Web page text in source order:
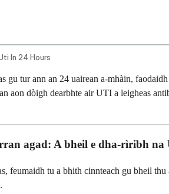
In 24 Hours
tur ann an 24 uairean a-mhàin,
aon dòigh dearbhte air UTI a leigheas
agad: A bheil e dha-rìribh na
feumaidh tu a bhith cinnteach gu bheil